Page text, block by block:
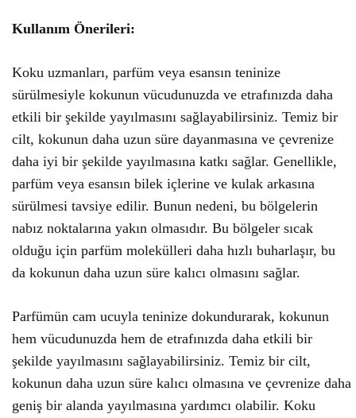
Kullanım Önerileri:
Koku uzmanları, parfüm veya esansın teninize
sürülmesiyle kokunun vücudunuzda ve etrafınızda daha
etkili bir şekilde yayılmasını sağlayabilirsiniz. Temiz bir
cilt, kokunun daha uzun süre dayanmasına ve çevrenize
daha iyi bir şekilde yayılmasına katkı sağlar. Genellikle,
parfüm veya esansın bilek içlerine ve kulak arkasına
sürülmesi tavsiye edilir. Bunun nedeni, bu bölgelerin
nabız noktalarına yakın olmasıdır. Bu bölgeler sıcak
olduğu için parfüm molekülleri daha hızlı buharlaşır, bu
da kokunun daha uzun süre kalıcı olmasını sağlar.
Parfümün cam ucuyla teninize dokundurarak, kokunun
hem vücudunuzda hem de etrafınızda daha etkili bir
şekilde yayılmasını sağlayabilirsiniz. Temiz bir cilt,
kokunun daha uzun süre kalıcı olmasına ve çevrenize daha
geniş bir alanda yayılmasına yardımcı olabilir. Koku